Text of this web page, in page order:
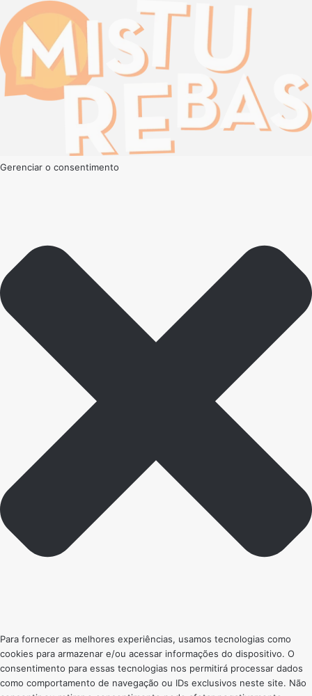
Gerenciar o consentimento
Para fornecer as melhores experiências, usamos tecnologias como
cookies para armazenar e/ou acessar informações do dispositivo. O
consentimento para essas tecnologias nos permitirá processar dados
como comportamento de navegação ou IDs exclusivos neste site. Não